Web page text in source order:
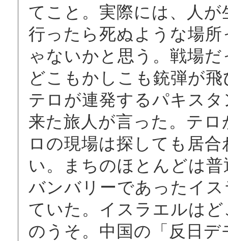
てこと。実際には、人
行ったら死ぬような場
ゃないかと思う。戦場
どこもかしこも銃弾が
テロが連発するパキス
来た旅人が言った。テ
ロの現場は探しても居
い。まちのほとんどは
バンバリーであったイ
ていた。イスラエルは
のうそ。中国の「反日